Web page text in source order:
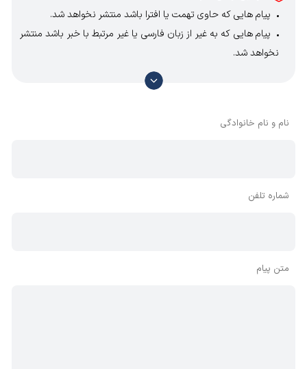
پیام هایی که حاوی تهمت یا افترا باشد منتشر نخواهد شد.
پیام هایی که به غیر از زبان فارسی یا غیر مرتبط با خبر باشد منتشر
نخواهد شد.
با توجه به آن که امکان موافقت یا مخالفت با محتوای نظرات
وجود دارد، معمولا نظراتی که محتوای مشابه دارند، انتشار نمی‌یابند
نام و نام خانوادگی
شماره تلفن
متن پیام